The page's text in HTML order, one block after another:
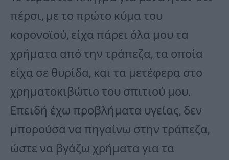
πέρσι, με το πρώτο κύμα του
κορονοϊού, είχα πάρει όλα μου τα
χρήματα από την τράπεζα, τα οποία
είχα σε θυρίδα, και τα μετέφερα στο
χρηματοκιβώτιο του σπιτιού μου.
Επειδή έχω προβλήματα υγείας, δεν
μπορούσα να πηγαίνω στην τράπεζα,
ώστε να βγάζω χρήματα για τα